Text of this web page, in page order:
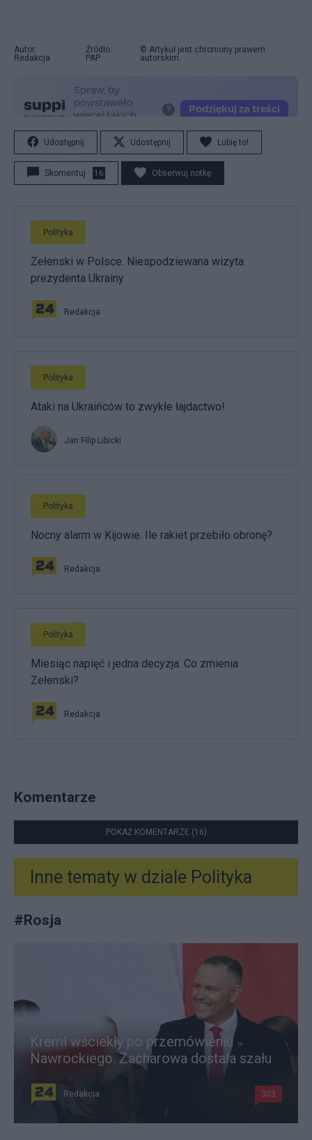
Autor:
Redakcja
Źródło:
PAP
© Artykuł jest chroniony prawem
autorskim.
Udostępnij Udostępnij Lubię to!
Skomentuj 16 Obserwuj notkę
Polityka
Zełenski w Polsce. Niespodziewana wizyta
prezydenta Ukrainy
Redakcja
Polityka
Ataki na Ukraińców to zwykłe łajdactwo!
Jan Filip Libicki
Polityka
Nocny alarm w Kijowie. Ile rakiet przebiło obronę?
Redakcja
Polityka
Miesiąc napięć i jedna decyzja. Co zmienia
Zełenski?
Redakcja
Komentarze
POKAŻ KOMENTARZE (16)
Inne tematy w dziale Polityka
#Rosja
Kreml wściekły po przemówieniu
Nawrockiego. Zacharowa dostała szału
Redakcja 303